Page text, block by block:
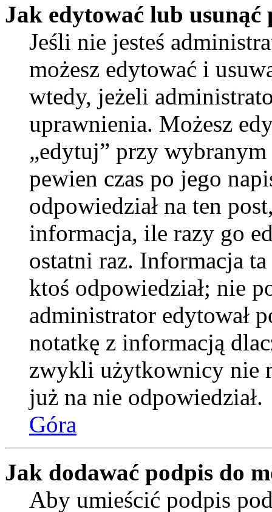
Jak edytować lub usunąć
Jeśli nie jesteś
możesz edytować i
wtedy, jeżeli
uprawnienia. Możesz
„edytuj” przy
pewien czas po jego
odpowiedział na ten
informacja, ile razy go
ostatni raz. Informacja
ktoś odpowiedział; nie
administrator edytował
notatkę z informacją
zwykli użytkownicy nie
już na nie odpowiedział.
Góra
Jak dodawać podpis do
Aby umieścić podpis